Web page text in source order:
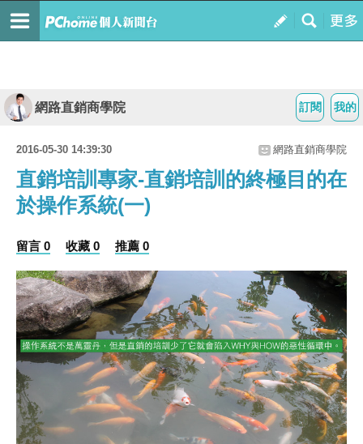
我的
訂閱
網路直銷商學院
2016-05-30 14:39:30 網路直銷商學院
直銷培訓專家-直銷培訓的終極目的在
於操作系統(一)
留言 0 收藏 0 推薦 0